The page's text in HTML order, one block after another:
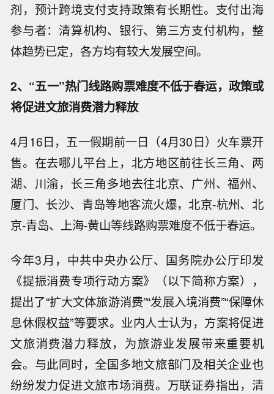
剂，预计跨境支付支持政策有长期性。支付出海
参与者：清算机构、银行、第三方支付机构，整
体趋势已定，各方均有较大发展空间。
2、“五一”热门线路购票难度不低于春运，政策或
将促进文旅消费潜力释放
4月16日，五一假期前一日（4月30日）火车票开
售。在去哪儿平台上，北方地区前往长三角、两
湖、川渝，长三角多地去往北京、广州、福州、
厦门、长沙、青岛等地客流火爆，北京-杭州、北
京-青岛、上海-黄山等线路购票难度不低于春运。
今年3月，中共中央办公厅、国务院办公厅印发
《提振消费专项行动方案》（以下简称方案），
提出了“扩大文体旅游消费”“发展入境消费”“保障休
息休假权益”等要求。业内人士认为，方案将促进
文旅消费潜力释放，为旅游业发展带来重要机
会。与此同时，全国多地文旅部门及相关企业也
纷纷发力促进文旅市场消费。万联证券指出，清